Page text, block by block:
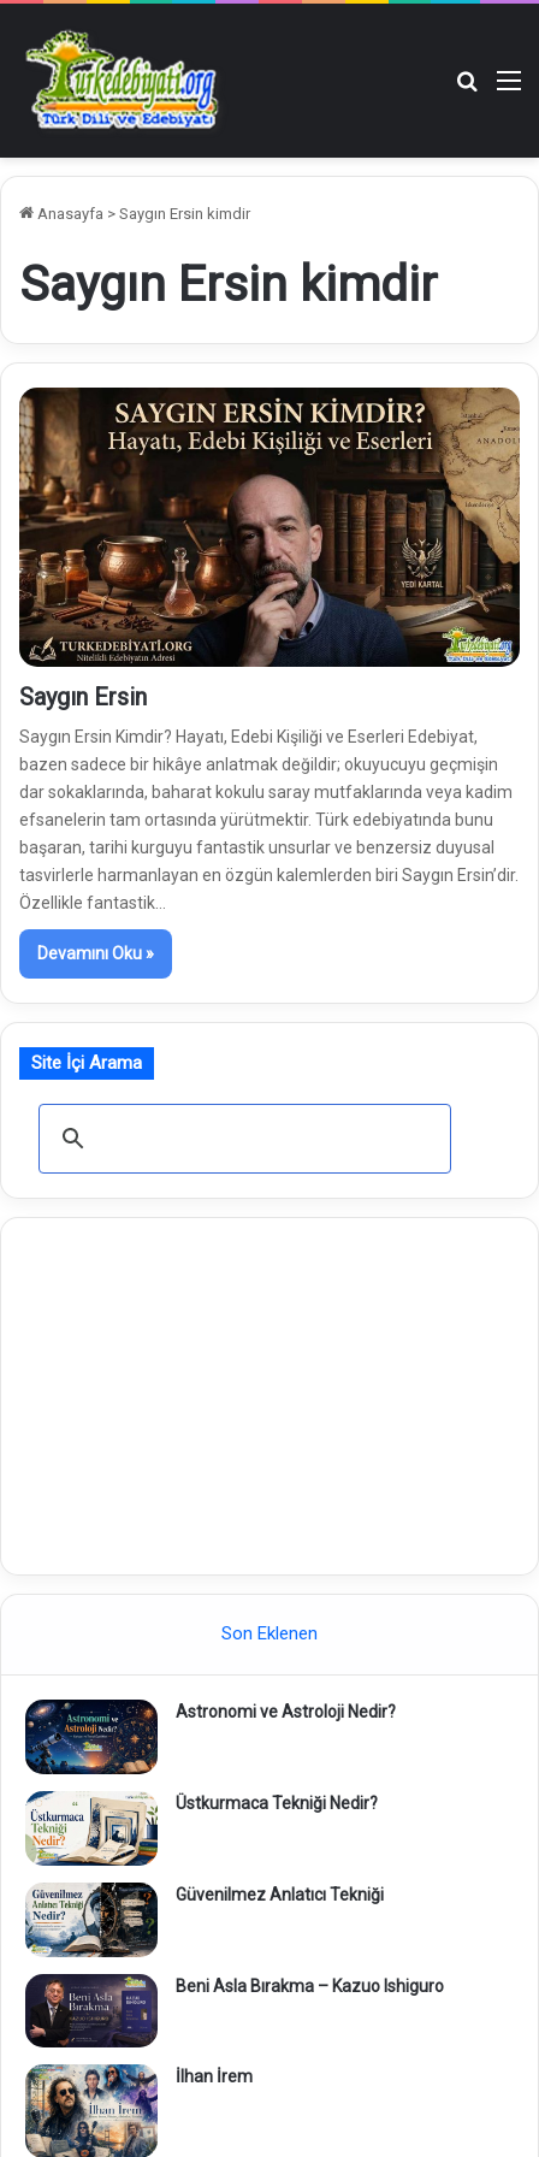
Anasayfa > Saygın Ersin kimdir
Saygın Ersin kimdir
Saygın Ersin
Saygın Ersin Kimdir? Hayatı, Edebi Kişiliği ve Eserleri Edebiyat,
bazen sadece bir hikâye anlatmak değildir; okuyucuyu geçmişin
dar sokaklarında, baharat kokulu saray mutfaklarında veya kadim
efsanelerin tam ortasında yürütmektir. Türk edebiyatında bunu
başaran, tarihi kurguyu fantastik unsurlar ve benzersiz duyusal
tasvirlerle harmanlayan en özgün kalemlerden biri Saygın Ersin’dir.
Özellikle fantastik…
Devamını Oku »
Site İçi Arama
Son Eklenen
Astronomi ve Astroloji Nedir?
Üstkurmaca Tekniği Nedir?
Güvenilmez Anlatıcı Tekniği
Beni Asla Bırakma – Kazuo Ishiguro
İlhan İrem